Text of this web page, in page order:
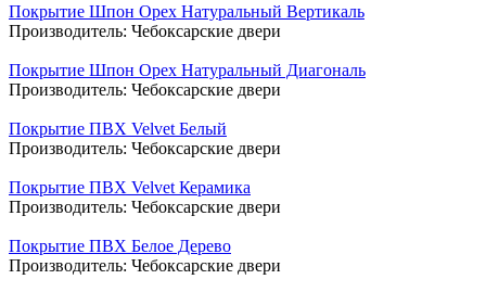
Покрытие Шпон Орех Натуральный Вертикаль
Производитель: Чебоксарские двери
Покрытие Шпон Орех Натуральный Диагональ
Производитель: Чебоксарские двери
Покрытие ПВХ Velvet Белый
Производитель: Чебоксарские двери
Покрытие ПВХ Velvet Керамика
Производитель: Чебоксарские двери
Покрытие ПВХ Белое Дерево
Производитель: Чебоксарские двери